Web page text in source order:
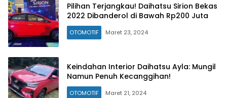
Pilihan Terjangkau! Daihatsu Sirion Bekas
2022 Dibanderol di Bawah Rp200 Juta
OTOMOTIF Maret 23, 2024
Keindahan Interior Daihatsu Ayla: Mungil
Namun Penuh Kecanggihan!
OTOMOTIF Maret 21, 2024